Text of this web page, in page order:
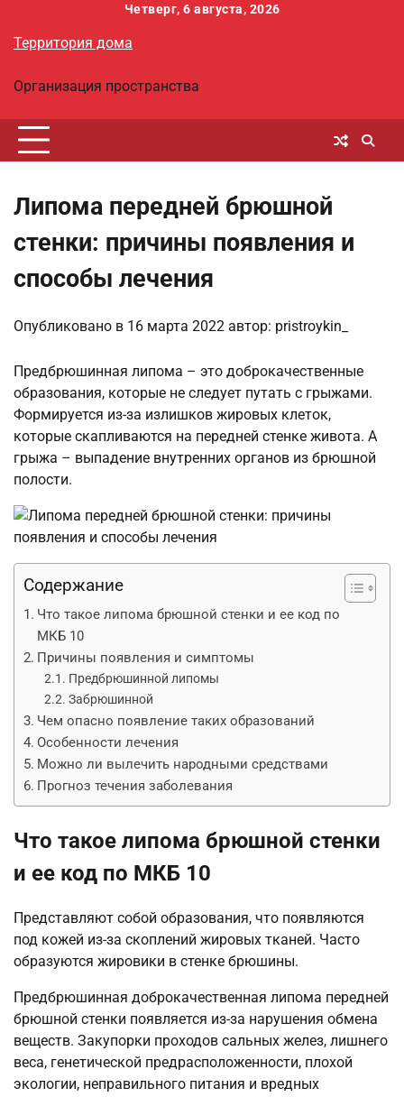
содержимому
Четверг, 6 августа, 2026
Территория дома
Организация пространства
Липома передней брюшной
стенки: причины появления и
способы лечения
Опубликовано в 16 марта 2022 автор: pristroykin_
Предбрюшинная липома – это доброкачественные
образования, которые не следует путать с грыжами.
Формируется из-за излишков жировых клеток,
которые скапливаются на передней стенке живота. А
грыжа – выпадение внутренних органов из брюшной
полости.
Содержание
Что такое липома брюшной стенки и ее код по
МКБ 10
Причины появления и симптомы
Предбрюшинной липомы
Забрюшинной
Чем опасно появление таких образований
Особенности лечения
Можно ли вылечить народными средствами
Прогноз течения заболевания
Что такое липома брюшной стенки
и ее код по МКБ 10
Представляют собой образования, что появляются
под кожей из-за скоплений жировых тканей. Часто
образуются жировики в стенке брюшины.
Предбрюшинная доброкачественная липома передней
брюшной стенки появляется из-за нарушения обмена
веществ. Закупорки проходов сальных желез, лишнего
веса, генетической предрасположенности, плохой
экологии, неправильного питания и вредных